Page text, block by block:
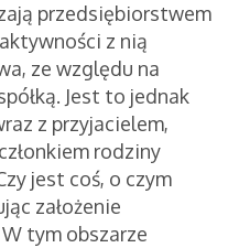
przedsiębiorstwem
z nią
ze względu na
Jest to jednak
z przyjacielem,
rodziny
jest coś, o czym
założenie
tym obszarze